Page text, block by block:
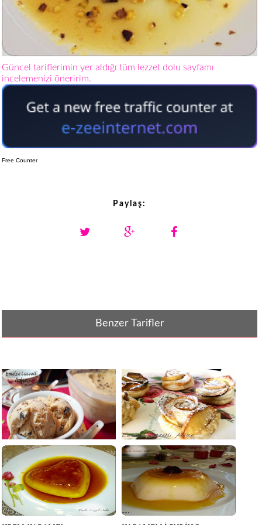
Güncel tariflerimin yer aldığı tüm lezzet dolu sayfamı
incelemenizi öneririm.
Free Counter
Paylaş:
Benzer Tarifler
MARAŞ USULÜ DONDURMA
TARİFİ | BLEND[...]
KARAMELiZE ELMALI GÜL
TATLISI - MİL[...]